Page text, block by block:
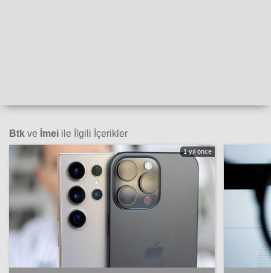
Btk ve İmei ile İlgili İçerikler
1 yıl önce